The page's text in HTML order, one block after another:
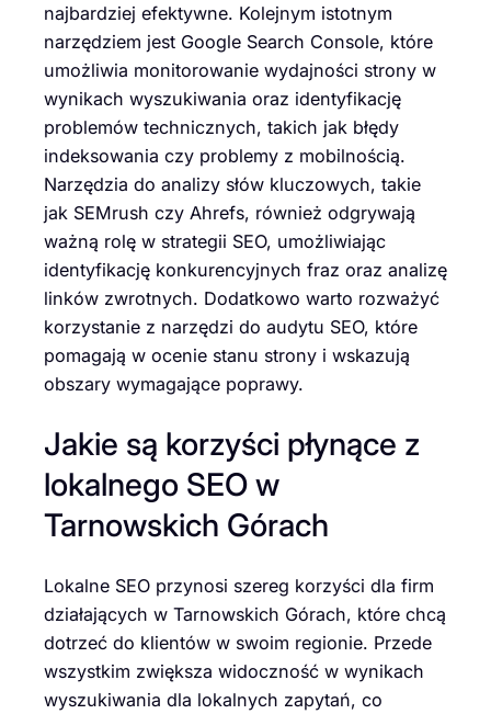
najbardziej efektywne. Kolejnym istotnym
narzędziem jest Google Search Console, które
umożliwia monitorowanie wydajności strony w
wynikach wyszukiwania oraz identyfikację
problemów technicznych, takich jak błędy
indeksowania czy problemy z mobilnością.
Narzędzia do analizy słów kluczowych, takie
jak SEMrush czy Ahrefs, również odgrywają
ważną rolę w strategii SEO, umożliwiając
identyfikację konkurencyjnych fraz oraz analizę
linków zwrotnych. Dodatkowo warto rozważyć
korzystanie z narzędzi do audytu SEO, które
pomagają w ocenie stanu strony i wskazują
obszary wymagające poprawy.
Jakie są korzyści płynące z
lokalnego SEO w
Tarnowskich Górach
Lokalne SEO przynosi szereg korzyści dla firm
działających w Tarnowskich Górach, które chcą
dotrzeć do klientów w swoim regionie. Przede
wszystkim zwiększa widoczność w wynikach
wyszukiwania dla lokalnych zapytań, co